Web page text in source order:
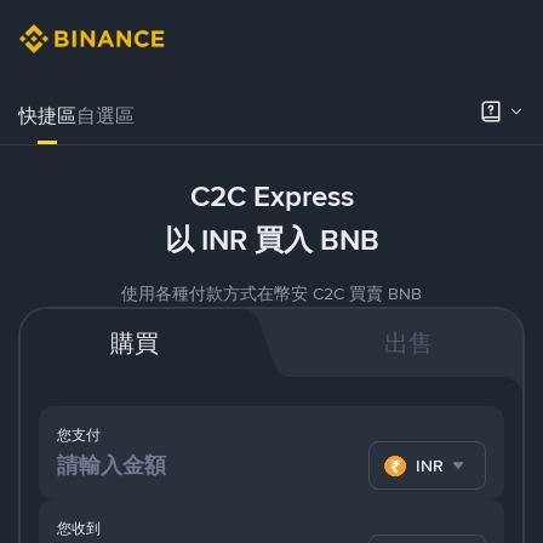
快捷區自選區
C2C Express
以 INR 買入 BNB
使用各種付款方式在幣安 C2C 買賣 BNB
購買 出售
您支付
INR
您收到